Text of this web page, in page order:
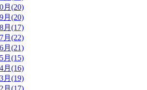
月(20)
月(20)
月(17)
月(22)
月(21)
月(15)
月(16)
月(19)
月(17)